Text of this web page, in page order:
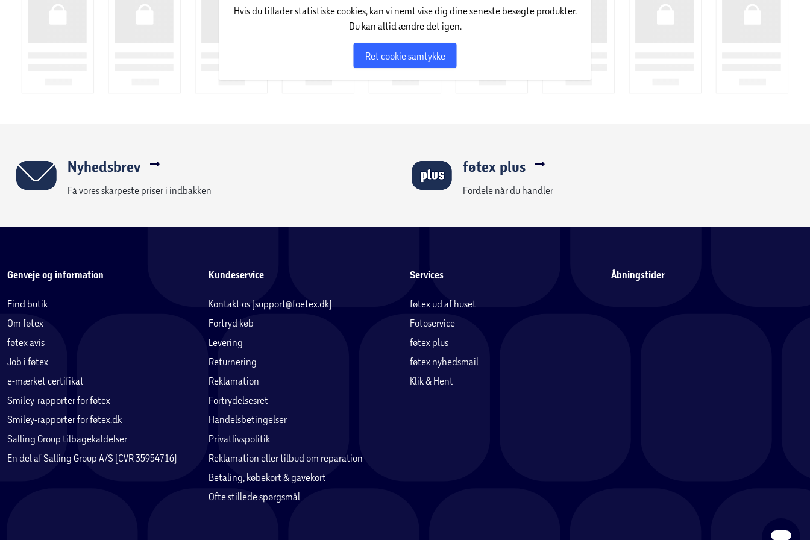
Et kompakt og funktionelt natbord med praktisk opbevaring og et moderne udtryk.
Hvis du tillader statistiske cookies, kan vi nemt vise dig dine seneste besøgte produkter.
Du kan altid ændre det igen.
Ret cookie samtykke
Nyhedsbrev
Få vores skarpeste priser i indbakken
føtex plus
Fordele når du handler
Genveje og information
Find butik
Om føtex
føtex avis
Job i føtex
e-mærket certifikat
Smiley-rapporter for føtex
Smiley-rapporter for føtex.dk
Salling Group tilbagekaldelser
En del af Salling Group A/S (CVR 35954716)
Kundeservice
Kontakt os (support@foetex.dk)
Fortryd køb
Levering
Returnering
Reklamation
Fortrydelsesret
Handelsbetingelser
Privatlivspolitik
Reklamation eller tilbud om reparation
Betaling, købekort & gavekort
Ofte stillede spørgsmål
Services
føtex ud af huset
Fotoservice
føtex plus
føtex nyhedsmail
Klik & Hent
Åbningstider